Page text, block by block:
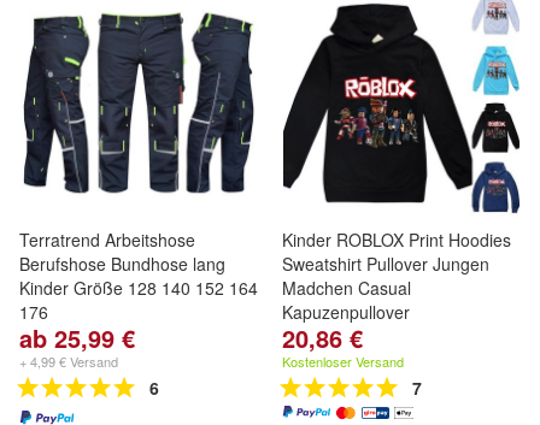
Terratrend Arbeitshose
Berufshose Bundhose lang
Kinder Größe 128 140 152 164
176
ab 25,99 €
+ 4,99 € Versand
6
Kinder ROBLOX Print Hoodies
Sweatshirt Pullover Jungen
Madchen Casual
Kapuzenpullover
20,86 €
Kostenloser Versand
7